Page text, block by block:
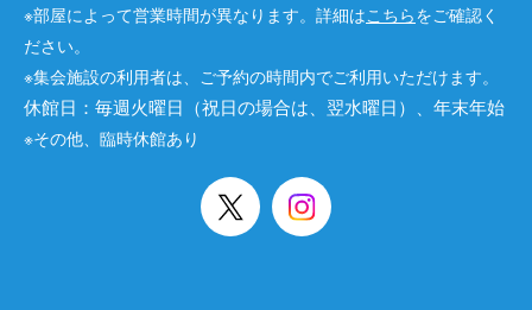
※部屋によって営業時間が異なります。詳細はこちらをご確認く
ださい。
※集会施設の利用者は、ご予約の時間内でご利用いただけます。
休館日：毎週火曜日（祝日の場合は、翌水曜日）、年末年始
※その他、臨時休館あり